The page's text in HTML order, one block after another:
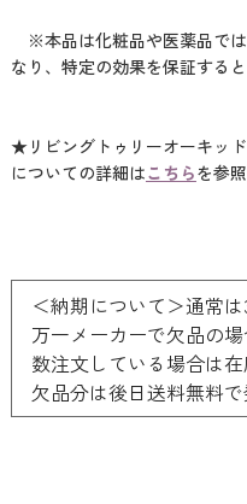
※本品は化粧品や医薬品で
なり、特定の効果を保証する
★リビングトゥリーオーキッ
についての詳細はこちらを参
＜納期について＞通常
万一メーカーで欠品の
数注文している場合は
欠品分は後日送料無